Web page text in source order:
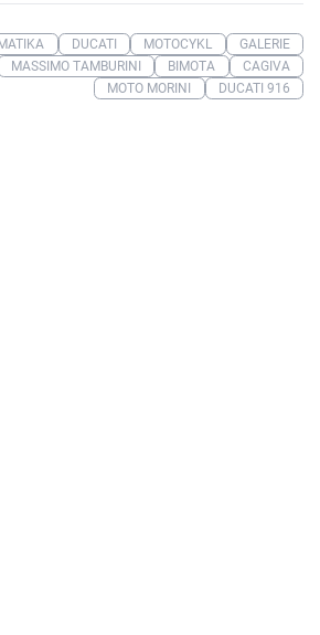
DUCATI MOTOCYKL
GALERIE
MASSIMO TAMBURINI BIMOTA
CAGIVA
MOTO MORINI
DUCATI 916